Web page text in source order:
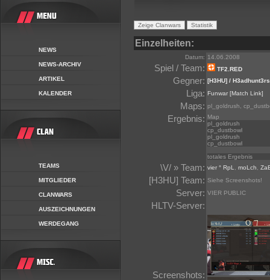
NEWS
NEWS-ARCHIV
ARTIKEL
KALENDER
TEAMS
MITGLIEDER
CLANWARS
AUSZEICHNUNGEN
WERDEGANG
Einzelheiten:
Datum: 14.06.2008
Spiel / Team: TF2.RED
Gegner: [H3HU] / H3adhunt3rs
Liga: Funwar [Match Link]
Maps: pl_goldrush,
Ergebnis: Map
pl_goldrush
cp_dustbowl
pl_goldrush
cp_dustbowl
totales Ergebnis
\V/ » Team: vier ° RpL moLch
[H3HU] Team: Siehe Screenshots!
Server: VIER PUBLIC
HLTV-Server:
Screenshots: